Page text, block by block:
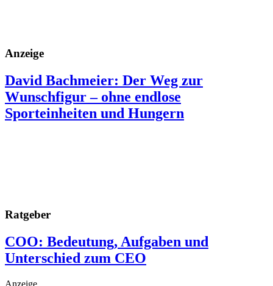
Anzeige
David Bachmeier: Der Weg zur
Wunschfigur – ohne endlose
Sporteinheiten und Hungern
Ratgeber
COO: Bedeutung, Aufgaben und
Unterschied zum CEO